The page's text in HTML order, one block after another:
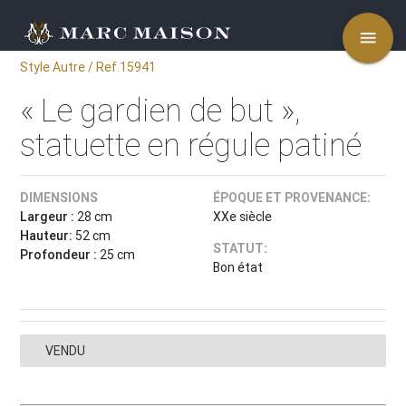
menu
Style Autre / Ref.15941
« Le gardien de but »,
statuette en régule patiné
DIMENSIONS
Largeur : 28 cm
Hauteur: 52 cm
Profondeur : 25 cm
ÉPOQUE ET PROVENANCE:
XXe siècle
STATUT:
Bon état
VENDU